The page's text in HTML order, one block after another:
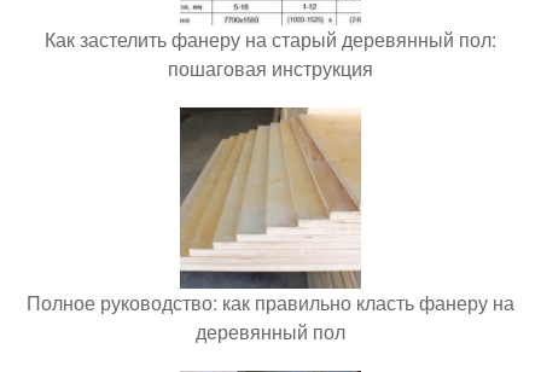
Как застелить фанеру на старый деревянный пол:
пошаговая инструкция
Полное руководство: как правильно класть фанеру на
деревянный пол